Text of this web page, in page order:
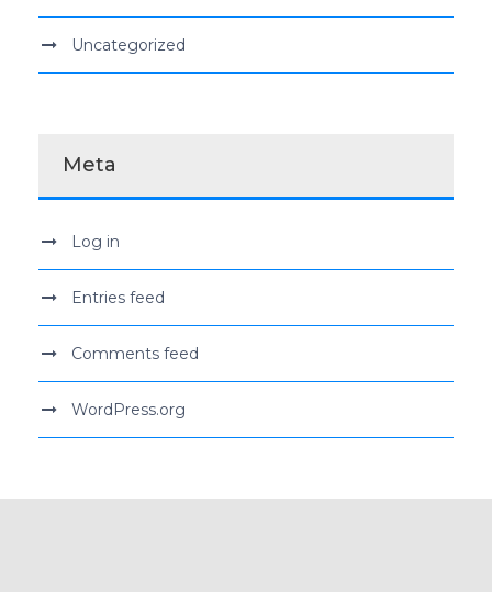
Uncategorized
Meta
Log in
Entries feed
Comments feed
WordPress.org